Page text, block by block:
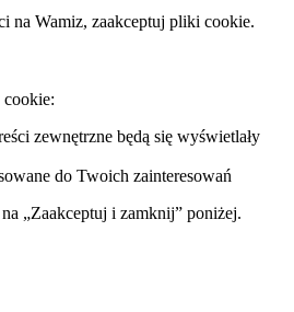
na Wamiz, zaakceptuj pliki cookie.
zewnętrzne będą się wyświetlały
do Twoich zainteresowań
„Zaakceptuj i zamknij” poniżej.